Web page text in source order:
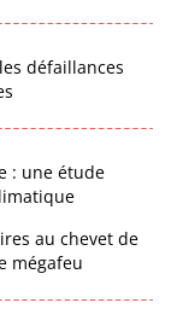
défaillances
: une étude
au chevet de
mégafeu